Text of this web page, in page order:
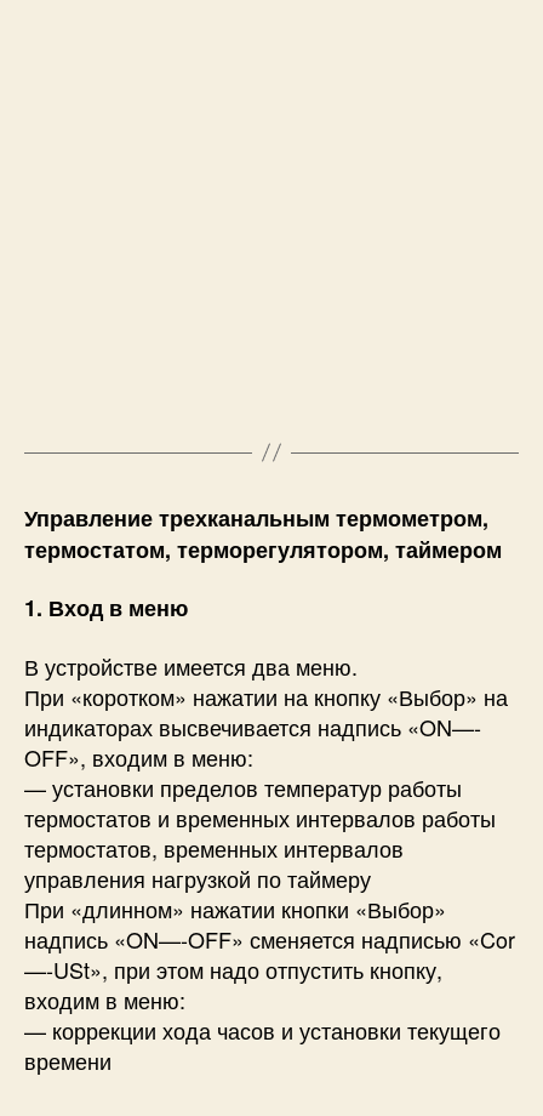
Управление трехканальным термометром,
термостатом, терморегулятором, таймером
1. Вход в меню
В устройстве имеется два меню.
При «коротком» нажатии на кнопку «Выбор» на
индикаторах высвечивается надпись «ON—-
OFF», входим в меню:
— установки пределов температур работы
термостатов и временных интервалов работы
термостатов, временных интервалов
управления нагрузкой по таймеру
При «длинном» нажатии кнопки «Выбор»
надпись «ON—-OFF» сменяется надписью «Cor
—-USt», при этом надо отпустить кнопку,
входим в меню:
— коррекции хода часов и установки текущего
времени